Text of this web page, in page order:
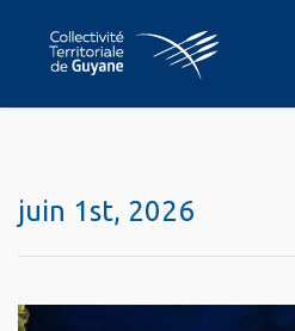
juin 1st, 2026